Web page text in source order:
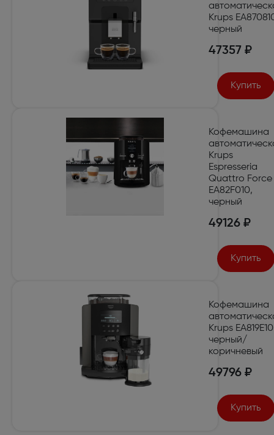
Krups
черный
47357 ₽
Купить
Кофемашина
Krups
Espresseria
Quattro Force
EA82F010,
черный
49126 ₽
Купить
Кофемашина
Krups
черный/
коричневый
49796 ₽
Купить